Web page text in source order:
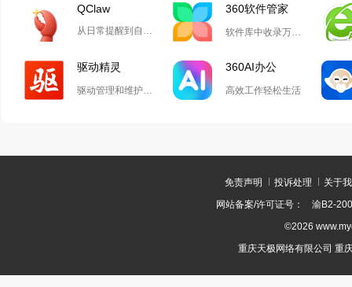
QClaw
从日常提醒到自动化开发,Qclaw解锁无限可能
360软件管家
软件库中收录万款正版软件
驱动精灵
驱动管理和维护工具
360AI办公
高效工作轻松生活
免责声明 投诉处理
关于
网站备案/许可证号：
渝B2-
©2026
重庆天极网络有限公司 重